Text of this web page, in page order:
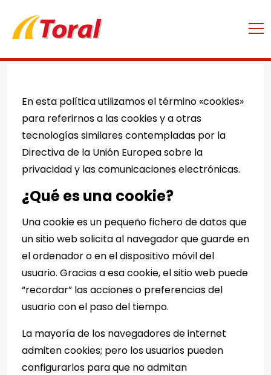
Política De Cookies
En esta política utilizamos el término «cookies»
para referirnos a las cookies y a otras
tecnologías similares contempladas por la
Directiva de la Unión Europea sobre la
privacidad y las comunicaciones electrónicas.
¿Qué es una cookie?
Una cookie es un pequeño fichero de datos que
un sitio web solicita al navegador que guarde en
el ordenador o en el dispositivo móvil del
usuario. Gracias a esa cookie, el sitio web puede
“recordar” las acciones o preferencias del
usuario con el paso del tiempo.
La mayoría de los navegadores de internet
admiten cookies; pero los usuarios pueden
configurarlos para que no admitan